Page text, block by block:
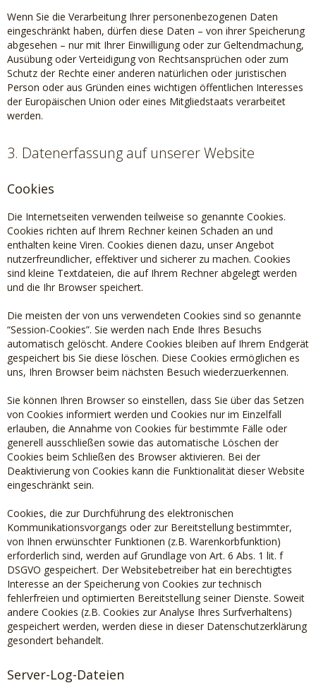
Wenn Sie die Verarbeitung Ihrer personenbezogenen Daten
eingeschränkt haben, dürfen diese Daten – von ihrer Speicherung
abgesehen – nur mit Ihrer Einwilligung oder zur Geltendmachung,
Ausübung oder Verteidigung von Rechtsansprüchen oder zum
Schutz der Rechte einer anderen natürlichen oder juristischen
Person oder aus Gründen eines wichtigen öffentlichen Interesses
der Europäischen Union oder eines Mitgliedstaats verarbeitet
werden.
3. Datenerfassung auf unserer Website
Cookies
Die Internetseiten verwenden teilweise so genannte Cookies.
Cookies richten auf Ihrem Rechner keinen Schaden an und
enthalten keine Viren. Cookies dienen dazu, unser Angebot
nutzerfreundlicher, effektiver und sicherer zu machen. Cookies
sind kleine Textdateien, die auf Ihrem Rechner abgelegt werden
und die Ihr Browser speichert.
Die meisten der von uns verwendeten Cookies sind so genannte
“Session-Cookies”. Sie werden nach Ende Ihres Besuchs
automatisch gelöscht. Andere Cookies bleiben auf Ihrem Endgerät
gespeichert bis Sie diese löschen. Diese Cookies ermöglichen es
uns, Ihren Browser beim nächsten Besuch wiederzuerkennen.
Sie können Ihren Browser so einstellen, dass Sie über das Setzen
von Cookies informiert werden und Cookies nur im Einzelfall
erlauben, die Annahme von Cookies für bestimmte Fälle oder
generell ausschließen sowie das automatische Löschen der
Cookies beim Schließen des Browser aktivieren. Bei der
Deaktivierung von Cookies kann die Funktionalität dieser Website
eingeschränkt sein.
Cookies, die zur Durchführung des elektronischen
Kommunikationsvorgangs oder zur Bereitstellung bestimmter,
von Ihnen erwünschter Funktionen (z.B. Warenkorbfunktion)
erforderlich sind, werden auf Grundlage von Art. 6 Abs. 1 lit. f
DSGVO gespeichert. Der Websitebetreiber hat ein berechtigtes
Interesse an der Speicherung von Cookies zur technisch
fehlerfreien und optimierten Bereitstellung seiner Dienste. Soweit
andere Cookies (z.B. Cookies zur Analyse Ihres Surfverhaltens)
gespeichert werden, werden diese in dieser Datenschutzerklärung
gesondert behandelt.
Server-Log-Dateien